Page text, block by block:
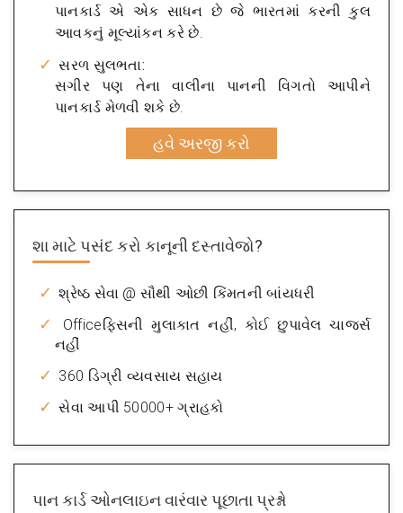
પાનકાર્ડ એ એક સાધન છે જે ભારતમાં કરની કુલ
આવકનું મૂલ્યાંકન કરે છે.
સરળ સુલભતા:
સગીર પણ તેના વાલીના પાનની વિગતો આપીને
પાનકાર્ડ મેળવી શકે છે.
હવે અરજી કરો
શા માટે પસંદ કરો કાનૂની દસ્તાવેજો?
શ્રેષ્ઠ સેવા @ સૌથી ઓછી કિંમતની બાંયધરી
Officeફિસની મુલાકાત નહીં, કોઈ છુપાવેલ ચાર્જ્સ
નહીં
360 ડિગ્રી વ્યવસાય સહાય
સેવા આપી 50000+ ગ્રાહકો
પાન કાર્ડ ઓનલાઇનવારંવાર પૂછાતા પ્રશ્નો